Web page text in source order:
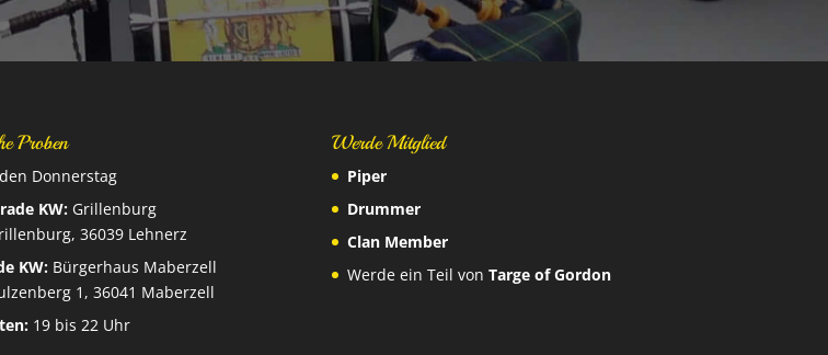
Proben
Donnerstag
KW:Grillenburg
36039 Lehnerz
KW:Bürgerhaus Maberzell
1, 36041 Maberzell
19 bis 22 Uhr
Werde Mitglied
Piper
Drummer
Clan Member
Werde ein Teil von Targe of Gordon